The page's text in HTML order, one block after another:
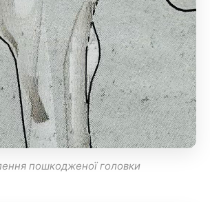
пошкодженої головки